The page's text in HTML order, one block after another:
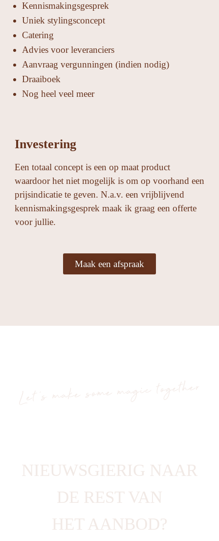
Kennismakingsgesprek
Uniek stylingsconcept
Catering
Advies voor leveranciers
Aanvraag vergunningen (indien nodig)
Draaiboek
Nog heel veel meer
Investering
Een totaal concept is een op maat product
waardoor het niet mogelijk is om op voorhand een
prijsindicatie te geven. N.a.v. een vrijblijvend
kennismakingsgesprek maak ik graag een offerte
voor jullie.
Maak een afspraak
NIEUWSGIERIG NAAR
DE REST VAN
HET AANBOD?